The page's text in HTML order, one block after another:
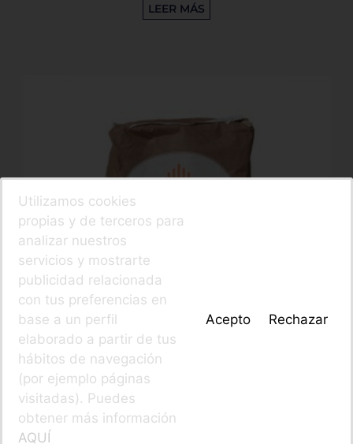
LEER MÁS
Harina Entrefuerte V-15
Utilizamos cookies
propias y de terceros para
analizar nuestros
servicios y mostrarte
publicidad relacionada
con tus preferencias en
base a un perfil
elaborado a partir de tus
hábitos de navegación
(por ejemplo páginas
visitadas). Puedes
obtener más información
AQUÍ
Acepto Rechazar